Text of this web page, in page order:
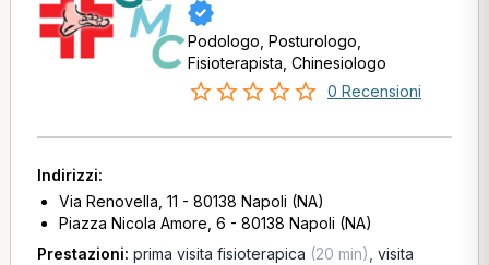
Podologo, Posturologo,
Fisioterapista, Chinesiologo
0 Recensioni
Indirizzi:
Via Renovella, 11 - 80138 Napoli (NA)
Piazza Nicola Amore, 6 - 80138 Napoli (NA)
Prestazioni: prima visita fisioterapica (20 min) visita